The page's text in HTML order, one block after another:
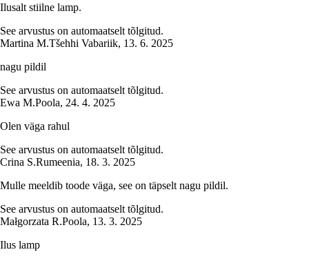
Ilusalt stiilne lamp.
See arvustus on automaatselt tõlgitud.
Martina M.Tšehhi Vabariik, 13. 6. 2025
nagu pildil
See arvustus on automaatselt tõlgitud.
Ewa M.Poola, 24. 4. 2025
Olen väga rahul
See arvustus on automaatselt tõlgitud.
Crina S.Rumeenia, 18. 3. 2025
Mulle meeldib toode väga, see on täpselt nagu pildil.
See arvustus on automaatselt tõlgitud.
Małgorzata R.Poola, 13. 3. 2025
Ilus lamp